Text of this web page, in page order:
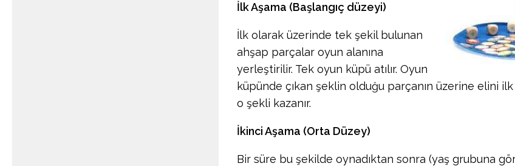
İlk Aşama (Başlangıç düzeyi)
İlk olarak üzerinde tek şekil bulunan
ahşap parçalar oyun alanına
yerleştirilir. Tek oyun küpü atılır. Oyun
küpünde çıkan şeklin olduğu parçanın üzerine elini
o şekli kazanır.
İkinci Aşama (Orta Düzey)
Bir süre bu şekilde oynadıktan sonra (yaş grubuna